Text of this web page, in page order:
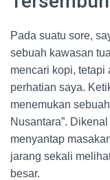
Pada suatu sore,
sebuah kawasan
mencari kopi, tetapi
perhatian saya.
menemukan
Nusantara”.
menyantap
jarang sekali
besar.